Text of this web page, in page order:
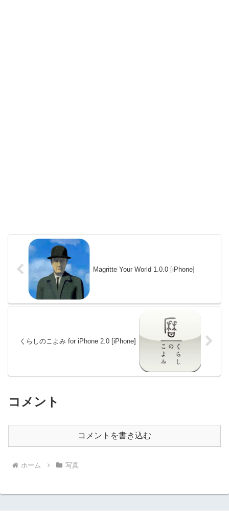
Magritte Your World 1.0.0 [iPhone]
くらしのこよみ for iPhone 2.0 [iPhone]
コメント
コメントを書き込む
ホーム 写真